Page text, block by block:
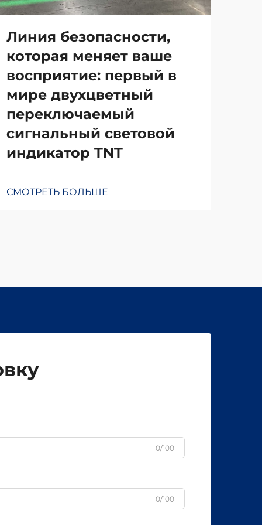
Линия безопасности,
которая меняет ваше
восприятие: первый в
мире двухцветный
переключаемый
сигнальный световой
индикатор TNT
СМОТРЕТЬ БОЛЬШЕ
0/100
0/100